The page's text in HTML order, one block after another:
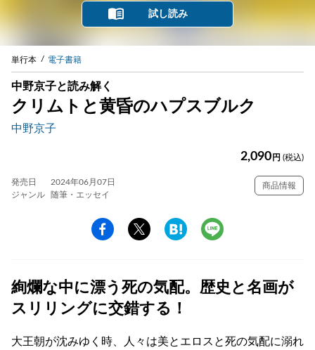
試し読み
単行本 電子書籍
中野京子と読み解く
クリムトと黄昏のハプスブルク
中野京子
2,090 円 (税込)
発売日
2024年06月07日
ジャンル
随筆・エッセイ
商品情報
絢爛な中に漂う死の気配。歴史と名画が
スリリングに交錯する！
大王朝が沈みゆく時、人々は美とエロスと死の気配に溺れ